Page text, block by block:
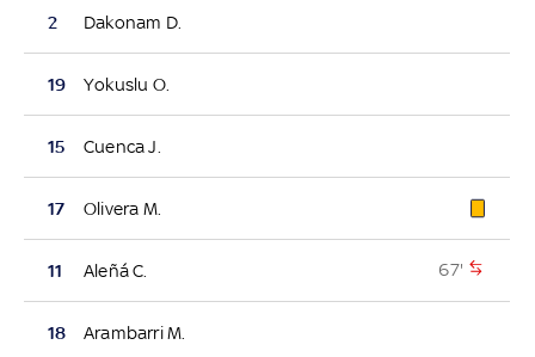
2 Dakonam D.
19 Yokuslu O.
15 Cuenca J.
17 Olivera M.
11 Aleñá C. 67'
18 Arambarri M.